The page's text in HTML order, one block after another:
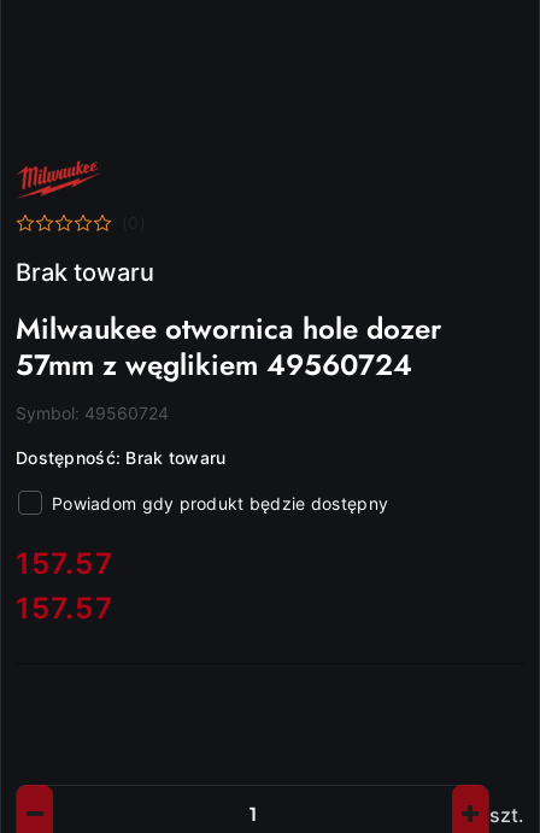
NAZWA
PRODUCENTA:
MILWAUKEE
Brak towaru
Milwaukee otwornica hole dozer
57mm z węglikiem 49560724
Symbol: 49560724
Dostępność: Brak towaru
Powiadom gdy produkt będzie dostępny
cena:
157.57
Cena:
157.57
Ilość szt.